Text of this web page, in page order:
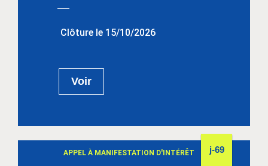
Clôture le 15/10/2026
Voir
APPEL À MANIFESTATION D'INTÉRÊT j-69